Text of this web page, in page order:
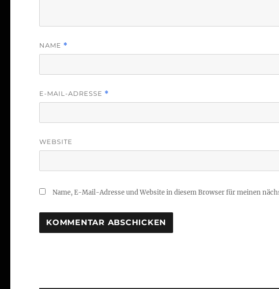
NAME *
E-MAIL-ADRESSE *
WEBSITE
Name, E-Mail-Adresse und Website in diesem Browser für meinen